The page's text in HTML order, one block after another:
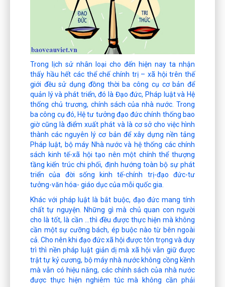
Trong lịch sử nhân loại cho đến hiện nay ta nhận
thấy hầu hết các thể chế chính trị – xã hội trên thế
giới đều sử dụng đồng thời ba công cụ cơ bản để
quản lý và phát triển, đó là Đạo đức, Pháp luật và Hệ
thống chủ trương, chính sách của nhà nước. Trong
ba công cụ đó, Hệ tư tưởng đạo đức chính thống bao
giờ cũng là điểm xuất phát và là cơ sở cho việc hình
thành các nguyên lý cơ bản để xây dựng nền tảng
Pháp luật, bộ máy Nhà nước và hệ thống các chính
sách kinh tế-xã hội tạo nên một chính thể thượng
tầng kiến trúc chi phối, định hướng toàn bộ sự phát
triển của đời sống kinh tế-chính trị-đạo đức-tư
tưởng-văn hóa- giáo dục của mỗi quốc gia.
Khác với pháp luật là bắt buộc, đạo đức mang tính
chất tự nguyện. Những gì mà chủ quan con người
cho là tốt, là cần …thì đều được thực hiện mà không
cần một sự cưỡng bách, ép buộc nào từ bên ngoài
cả. Cho nên khi đạo đức xã hội được tôn trọng và duy
trì thì nền pháp luật giản dị mà xã hội vẫn giữ được
trật tự kỷ cương, bộ máy nhà nước không cồng kềnh
mà vẫn có hiệu năng, các chính sách của nhà nước
được thực hiện nghiêm túc mà không cần phải